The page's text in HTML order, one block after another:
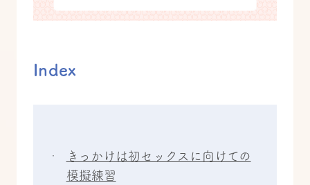
Index
きっかけは初セックスに向けての
模擬練習